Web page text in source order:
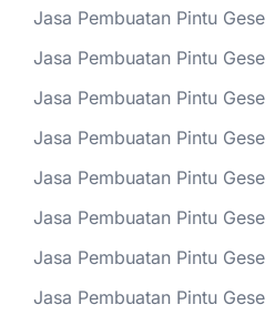
Jasa Pembuatan Pintu
Jasa Pembuatan Pintu
Jasa Pembuatan Pintu
Jasa Pembuatan Pintu
Jasa Pembuatan Pintu
Jasa Pembuatan Pintu
Jasa Pembuatan Pintu
Jasa Pembuatan Pintu